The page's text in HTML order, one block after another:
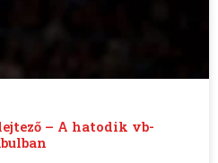
– A hatodik vb-